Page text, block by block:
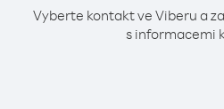
Vyberte kontakt ve Viberu a
s informacemi